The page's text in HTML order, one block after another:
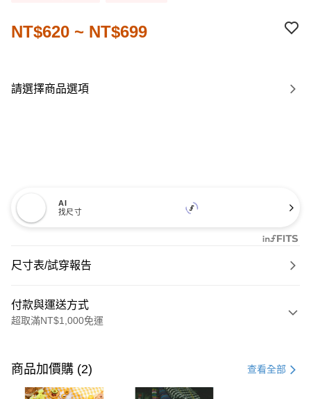
NT$620 ~ NT$699
請選擇商品選項
AI
找尺寸
尺寸表/試穿報告
付款與運送方式
超取滿NT$1,000免運
信用卡一次付款
購物金
商品加價購 (2) 查看全部